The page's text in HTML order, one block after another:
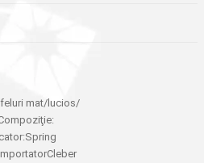
mat/lucios/